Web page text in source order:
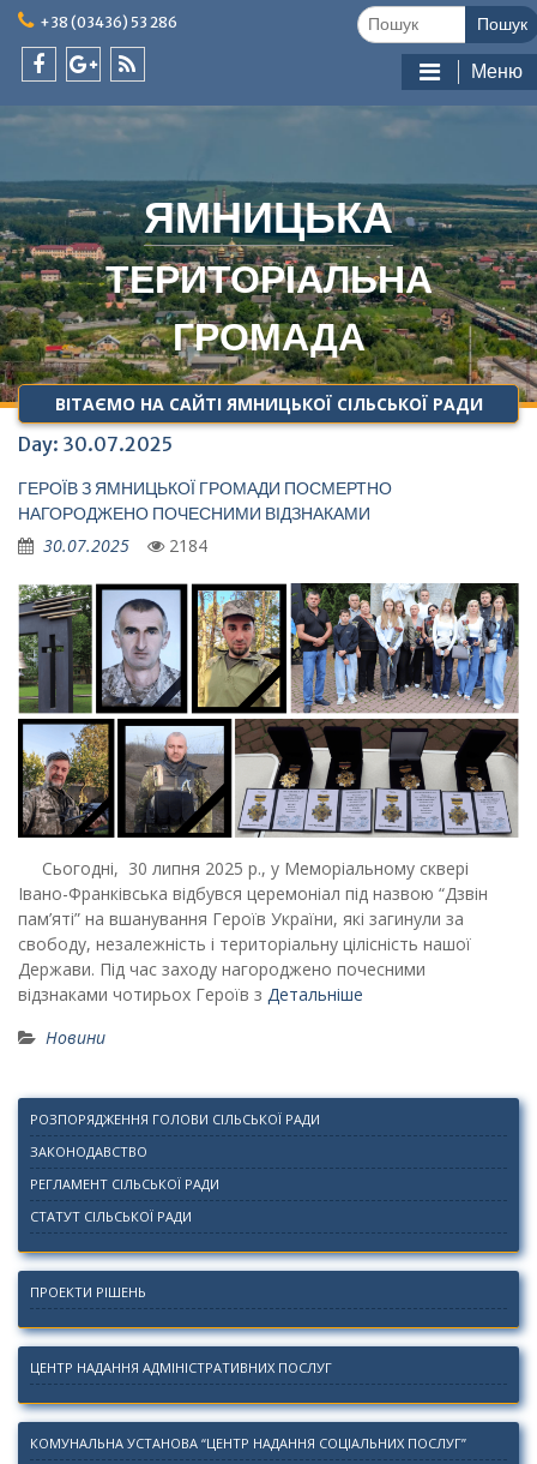
Skip
content
+38 (03436) 53 286
plus
ЯМНИЦЬКА
ТЕРИТОРІАЛЬНА
ГРОМАДА
Меню
ВІТАЄМО НА САЙТІ ЯМНИЦЬКОЇ СІЛЬСЬКОЇ РАДИ
Day: 30.07.2025
ГЕРОЇВ З ЯМНИЦЬКОЇ ГРОМАДИ ПОСМЕРТНО
НАГОРОДЖЕНО ПОЧЕСНИМИ ВІДЗНАКАМИ
30.07.2025 2184
Сьогодні, 30 липня 2025 р., у Меморіальному сквері
Івано-Франківська відбувся церемоніал під назвою “Дзвін
пам’яті” на вшанування Героїв України, які загинули за
свободу, незалежність і територіальну цілісність нашої
Держави. Під час заходу нагороджено почесними
відзнаками чотирьох Героїв з Детальніше
Новини
РОЗПОРЯДЖЕННЯ ГОЛОВИ СІЛЬСЬКОЇ РАДИ
ЗАКОНОДАВСТВО
РЕГЛАМЕНТ СІЛЬСЬКОЇ РАДИ
СТАТУТ СІЛЬСЬКОЇ РАДИ
ПРОЕКТИ РІШЕНЬ
ЦЕНТР НАДАННЯ АДМІНІСТРАТИВНИХ ПОСЛУГ
КОМУНАЛЬНА УСТАНОВА “ЦЕНТР НАДАННЯ СОЦІАЛЬНИХ ПОСЛУГ”
Шукати: